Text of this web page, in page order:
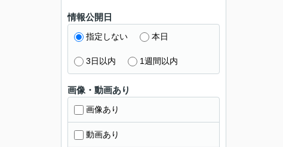
情報公開日
指定しない 本日
3日以内 1週間以内
画像・動画あり
画像あり
動画あり